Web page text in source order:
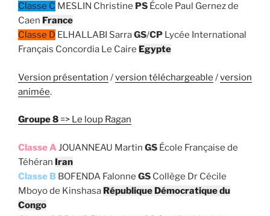
Classe C MESLIN Christine PS École Paul Gernez de
Caen France
Classe D ELHALLABI SarraGS/CP Lycée International
Français Concordia Le Caire Egypte
Version présentation /version téléchargeable /version
animée.
Groupe 8 => Le loup Ragan
Classe A JOUANNEAU Martin GS École Française de
Téhéran Iran
Classe B BOFENDA Falonne GS Collège Dr Cécile
Mboyo de Kinshasa République Démocratique du
Congo